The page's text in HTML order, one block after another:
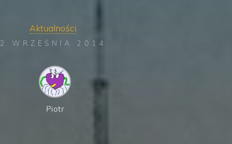
Aktualności
2 WRZEŚNIA 2014
Piotr